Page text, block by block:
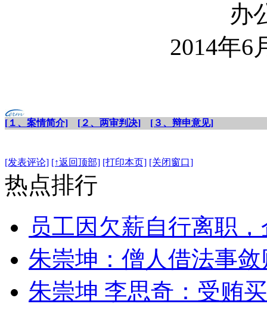
办
2014年6
[１、案情简介] [２、两审判决] [３、辩申意见]
[发表评论] [↑返回顶部] [打印本页] [关闭窗口]
热点排行
员工因欠薪自行离职
朱崇坤：僧人借法事
朱崇坤 李思奇：受贿